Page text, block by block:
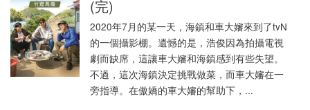
(完)
2020年7月的某一天，海鎮和車大嬸來到了tvN
的一個攝影棚。遺憾的是，浩俊因為拍攝電視
劇而缺席，這讓車大嬸和海鎮感到有些失望。
不過，這次海鎮決定挑戰做菜，而車大嬸在一
旁指導。在傲嬌的車大嬸的幫助下，...